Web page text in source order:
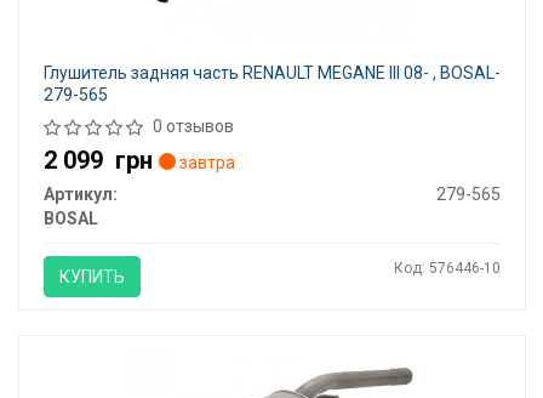
Глушитель задняя часть RENAULT MEGANE III 08- , BOSAL-
279-565
0 отзывов
2 099 грн
завтра
Артикул:
279-565
BOSAL
КУПИТЬ Код: 576446-10